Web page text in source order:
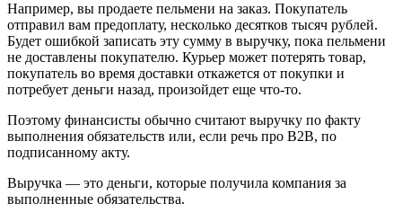
Например, вы продаете пельмени на заказ. Покупатель
отправил вам предоплату, несколько десятков тысяч рублей.
Будет ошибкой записать эту сумму в выручку, пока пельмени
не доставлены покупателю. Курьер может потерять товар,
покупатель во время доставки откажется от покупки и
потребует деньги назад, произойдет еще что-то.
Поэтому финансисты обычно считают выручку по факту
выполнения обязательств или, если речь про B2B, по
подписанному акту.
Выручка — это деньги, которые получила компания за
выполненные обязательства.